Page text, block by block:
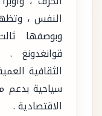
النفس ،
وبوصفها
قوانغدونغ .
الثقافية
سياحية بدعم
الاقتصادية .